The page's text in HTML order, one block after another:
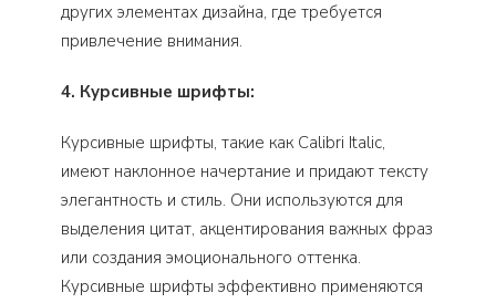
других элементах дизайна, где требуется
привлечение внимания.
4. Курсивные шрифты:
Курсивные шрифты, такие как Calibri Italic,
имеют наклонное начертание и придают тексту
элегантность и стиль. Они используются для
выделения цитат, акцентирования важных фраз
или создания эмоционального оттенка.
Курсивные шрифты эффективно применяются